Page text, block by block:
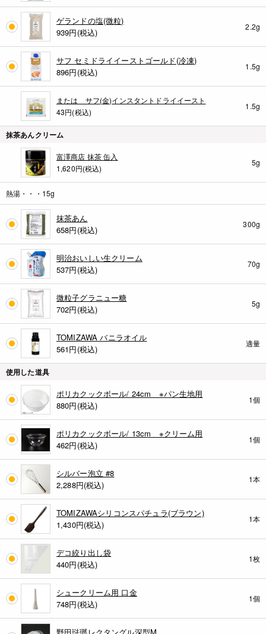
ゲランドの塩(微粒)
939円(税込)
2.2g
サフ セミドライイーストゴールド(冷凍)
896円(税込)
1.5g
または サフ(金)インスタントドライイースト
43円(税込)
1.5g
抹茶あんクリーム
富澤商店 抹茶 缶入
1,620円(税込)
5g
熱湯・・・15g
抹茶あん
658円(税込)
300g
明治おいしい生クリーム
537円(税込)
70g
微粒子グラニュー糖
702円(税込)
5g
TOMIZAWA バニラオイル
561円(税込)
適量
使用した道具
ポリカクックボール/ 24cm ※パン生地用
880円(税込)
1個
ポリカクックボール/ 13cm ※クリーム用
462円(税込)
1個
シルバー泡立 #8
2,288円(税込)
1本
TOMIZAWAシリコンスパチュラ(ブラウン)
1,430円(税込)
1本
デコ絞り出し袋
440円(税込)
1枚
シュークリーム用 口金
748円(税込)
1個